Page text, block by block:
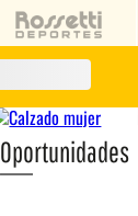
Oportunidades